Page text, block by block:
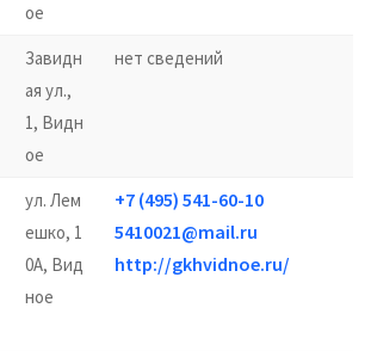
ое
Завидн
ая ул.,
1, Видн
ое
нет сведений
ул. Лем
ешко, 1
0А, Вид
ное
+7 (495) 541-60-10
5410021@mail.ru
http://gkhvidnoe.ru/